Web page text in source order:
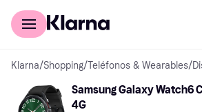
Comprar con Klarna
Klarna/Shopping/Teléfonos & Wearables/
Samsung Galaxy Watch6
4G